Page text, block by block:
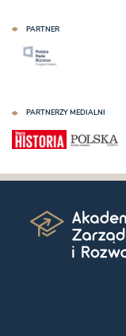
PARTNER
PARTNERZY MEDIALNI